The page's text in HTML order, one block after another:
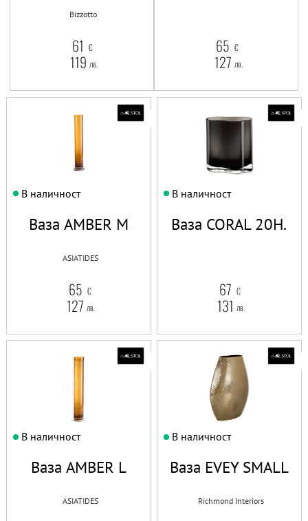
Bizzotto
61 €
119 лв.
65 €
127 лв.
Ваза AMBER M
ASIATIDES
65 €
127 лв.
В наличност
Ваза CORAL 20H.
67 €
131 лв.
В наличност
Ваза AMBER L
ASIATIDES
В наличност
Ваза EVEY SMALL
Richmond Interiors
В наличност